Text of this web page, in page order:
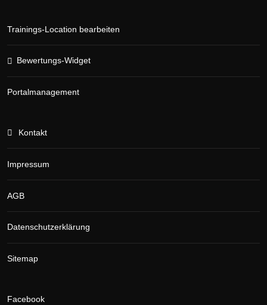
Trainings-Location bearbeiten
Bewertungs-Widget
Portalmanagement
Kontakt
Impressum
AGB
Datenschutzerklärung
Sitemap
Facebook